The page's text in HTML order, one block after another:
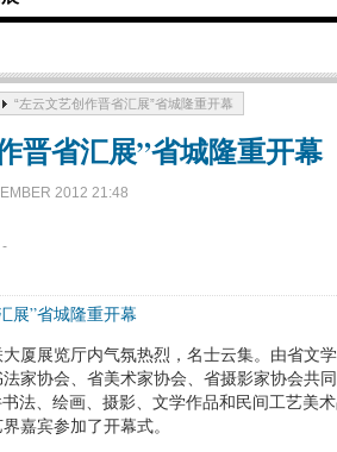
“左云文艺创作晋省汇展”省城隆重开幕
晋省汇展”省城隆重开幕
2012 21:48
-
厦展览厅内气氛热烈，名士云集。由省文
家协会、省美术家协会、省摄影家协会共
书法、绘画、摄影、文学作品和民间工艺美
嘉宾参加了开幕式。